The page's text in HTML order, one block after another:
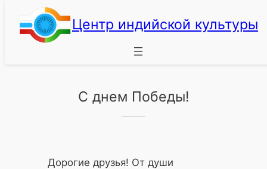
Перейти
содержимому
Центр индийской культуры
С днем Победы!
Дорогие друзья! От души